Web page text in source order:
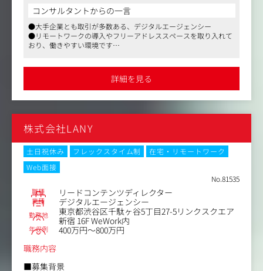
・定例ミーティングのリード
・進行管理・スケジュール管理
・レポーティングと改善施策の提案
・ライター・編集者・デザイナー等の外部リソース管理
＜具体的には＞
・SEO・LLMO・AIO戦略・KW設計
市場調査、競合分析、AI検索対策に基づき、成果に直結す
る戦略策定とキーワード選定・優先順位付け
サイト構造の最適化、インデックス状況の改善、Core We
ユーザーの検索意図に沿ったコンテンツの企画・構成案作
成、ライターディレクション
・レポーティング・改善提案
Google Search ConsoleやGA4を用いた分析、次なる施策の
・自社メディアの運用
自社開発のノーコードサイト改善・ CX改善プラットフォ
ーム「SiTest（サイテスト）」等に関連する自社サイトのS
＜本ポジションの魅力＞
コンサルタントからの一言
●大手企業とも取引が多数ある、デジタルエージェンシー
●リモートワークの導入やフリーアドレススペースを取り入れて
おり、働きやすい環境です
詳細を見る
株式会社LANY
土日祝休み フレックスタイム制
在宅・リモートワーク
Web面接
No.81535
職種 リードコンテンツディレクター
業種 デジタルエージェンシー
勤務地
東京都渋谷区千駄ヶ谷5丁目27-5リンクスクエア
新宿 16F WeWork内
年収例
400万円～800万円
職務内容
■募集背景